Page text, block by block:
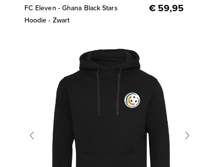
FC Eleven - Ghana Black Stars
Hoodie - Zwart
€ 59,95